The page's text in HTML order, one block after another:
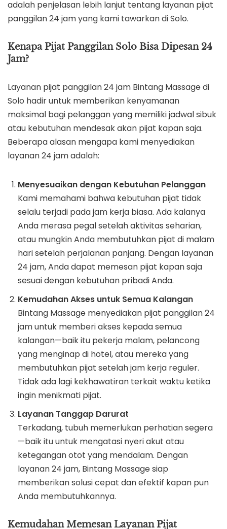
adalah penjelasan lebih lanjut tentang layanan pijat
panggilan 24 jam yang kami tawarkan di Solo.
Kenapa Pijat Panggilan Solo Bisa Dipesan 24
Jam?
Layanan pijat panggilan 24 jam Bintang Massage di
Solo hadir untuk memberikan kenyamanan
maksimal bagi pelanggan yang memiliki jadwal sibuk
atau kebutuhan mendesak akan pijat kapan saja.
Beberapa alasan mengapa kami menyediakan
layanan 24 jam adalah:
Menyesuaikan dengan Kebutuhan Pelanggan
Kami memahami bahwa kebutuhan pijat tidak
selalu terjadi pada jam kerja biasa. Ada kalanya
Anda merasa pegal setelah aktivitas seharian,
atau mungkin Anda membutuhkan pijat di malam
hari setelah perjalanan panjang. Dengan layanan
24 jam, Anda dapat memesan pijat kapan saja
sesuai dengan kebutuhan pribadi Anda.
Kemudahan Akses untuk Semua Kalangan
Bintang Massage menyediakan pijat panggilan 24
jam untuk memberi akses kepada semua
kalangan—baik itu pekerja malam, pelancong
yang menginap di hotel, atau mereka yang
membutuhkan pijat setelah jam kerja reguler.
Tidak ada lagi kekhawatiran terkait waktu ketika
ingin menikmati pijat.
Layanan Tanggap Darurat
Terkadang, tubuh memerlukan perhatian segera
—baik itu untuk mengatasi nyeri akut atau
ketegangan otot yang mendalam. Dengan
layanan 24 jam, Bintang Massage siap
memberikan solusi cepat dan efektif kapan pun
Anda membutuhkannya.
Kemudahan Memesan Layanan Pijat